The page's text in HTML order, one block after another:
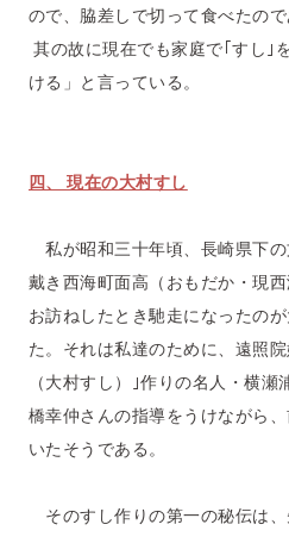
ので、脇差しで切って食べたので
其の故に現在でも家庭で｢すし｣
ける」と言っている。
四、 現在の大村すし
私が昭和三十年頃、長崎県下
戴き西海町面高（おもだか・現
お訪ねしたとき馳走になったの
た。それは私達のために、遠照
（大村すし）｣作りの名人・横
橋幸仲さんの指導をうけながら
いたそうである。
そのすし作りの第一の秘伝は